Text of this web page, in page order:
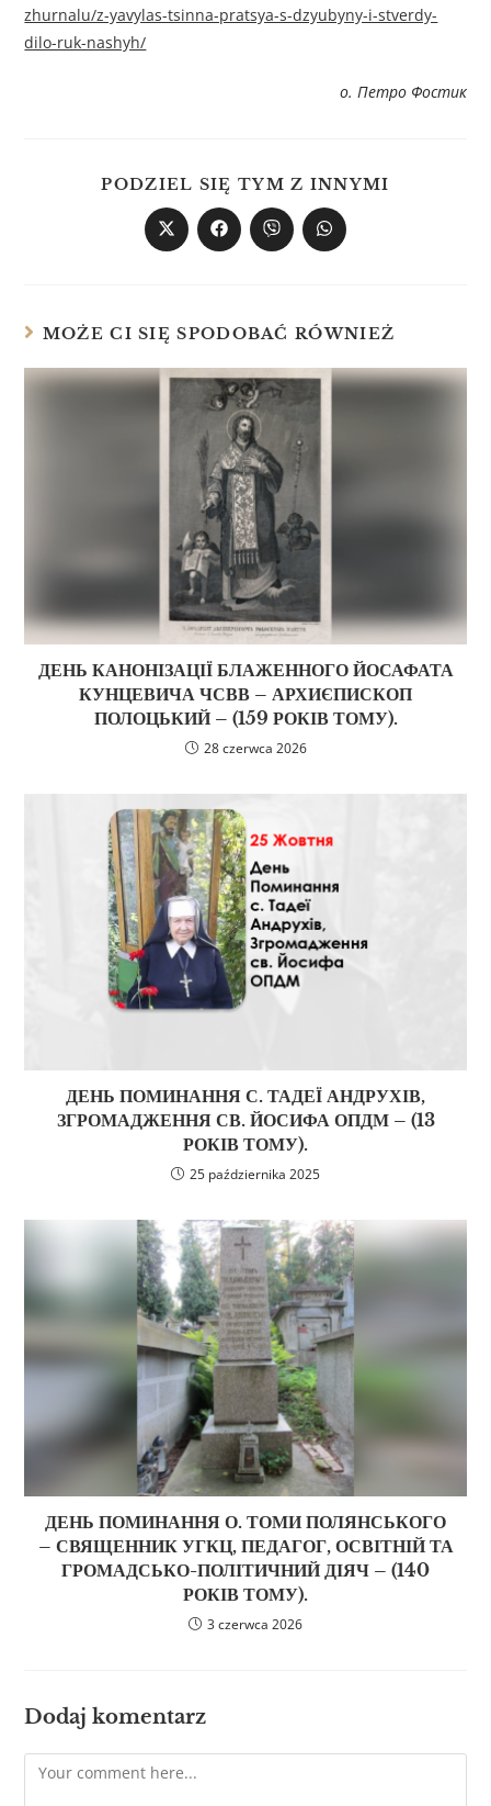
zhurnalu/z-yavylas-tsinna-pratsya-s-dzyubyny-i-stverdy-
dilo-ruk-nashyh/
о. Петро Фостик
PODZIEL SIĘ TYM Z INNYMI
MOŻE CI SIĘ SPODOBAĆ RÓWNIEŻ
ДЕНЬ КАНОНІЗАЦІЇ БЛАЖЕННОГО ЙОСАФАТА
КУНЦЕВИЧА ЧСВВ – АРХИЄПИСКОП
ПОЛОЦЬКИЙ – (159 РОКІВ ТОМУ).
28 czerwca 2026
ДЕНЬ ПОМИНАННЯ С. ТАДЕЇ АНДРУХІВ,
ЗГРОМАДЖЕННЯ СВ. ЙОСИФА ОПДМ – (13
РОКІВ ТОМУ).
25 października 2025
ДЕНЬ ПОМИНАННЯ О. ТОМИ ПОЛЯНСЬКОГО
– СВЯЩЕННИК УГКЦ, ПЕДАГОГ, ОСВІТНІЙ ТА
ГРОМАДСЬКО-ПОЛІТИЧНИЙ ДІЯЧ – (140
РОКІВ ТОМУ).
3 czerwca 2026
Dodaj komentarz